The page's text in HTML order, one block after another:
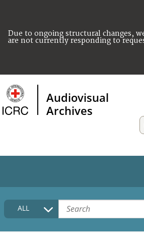
Due to ongoing structural changes,
are not currently responding to
Audiovisual
Archives
HOME
COLLECTIONS DESCRIPTION
ALL